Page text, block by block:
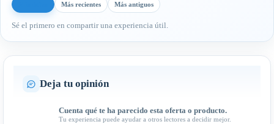
Más recientes Más antiguos
Sé el primero en compartir una experiencia útil.
Deja tu opinión
Cuenta qué te ha parecido esta oferta o producto.
Tu experiencia puede ayudar a otros lectores a decidir mejor.